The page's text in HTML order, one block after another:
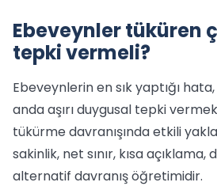
Ebeveynler tüküren
tepki vermeli?
Ebeveynlerin en sık yaptığı
anda aşırı duygusal tepki
tükürme davranışında etkili
sakinlik, net sınır, kısa
alternatif davranış öğretimidir.